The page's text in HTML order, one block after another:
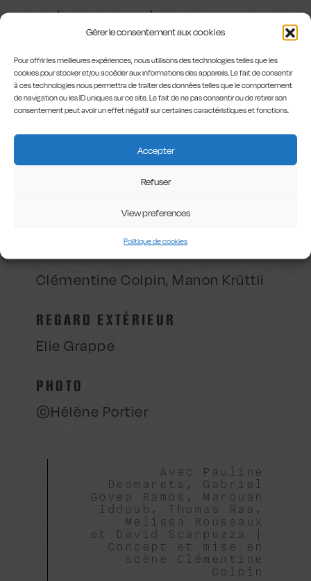
Gérer le consentement aux cookies
Pour offrir les meilleures expériences, nous utilisons des technologies telles que les
cookies pour stocker et/ou accéder aux informations des appareils. Le fait de consentir
à ces technologies nous permettra de traiter des données telles que le comportement
de navigation ou les ID uniques sur ce site. Le fait de ne pas consentir ou de retirer son
consentement peut avoir un effet négatif sur certaines caractéristiques et fonctions.
Accepter
Refuser
View preferences
Politique de cookies
COSTUMES
Clémentine Colpin, Pauline
Desmarets, Mélissa Roussaux
ASSISTANAT À LA MISE EN
Olivia Smets
DRAMATURGIE
Clémentine Colpin, Manon Krüttli
REGARD EXTÉRIEUR
Elie Grappe
PHOTO
©Hélène Portier
Avec Pauline
Desmarets, Gabriel
Govea Ramos, Marouan
Iddoub, Thomas Raa,
Melissa Roussaux
et David Scarpuzza |
Concept et mise en
scène Clémentine
Colpin